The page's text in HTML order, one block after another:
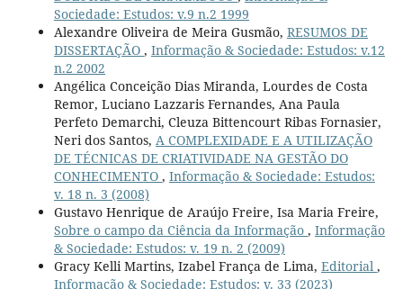
Sociedade: Estudos: v.9 n.2 1999
Alexandre Oliveira de Meira Gusmão, RESUMOS DE
DISSERTAÇÃO , Informação & Sociedade: Estudos: v.12
n.2 2002
Angélica Conceição Dias Miranda, Lourdes de Costa
Remor, Luciano Lazzaris Fernandes, Ana Paula
Perfeto Demarchi, Cleuza Bittencourt Ribas Fornasier,
Neri dos Santos, A COMPLEXIDADE E A UTILIZAÇÃO
DE TÉCNICAS DE CRIATIVIDADE NA GESTÃO DO
CONHECIMENTO , Informação & Sociedade: Estudos:
v. 18 n. 3 (2008)
Gustavo Henrique de Araújo Freire, Isa Maria Freire,
Sobre o campo da Ciência da Informação , Informação
& Sociedade: Estudos: v. 19 n. 2 (2009)
Gracy Kelli Martins, Izabel França de Lima, Editorial ,
Informação & Sociedade: Estudos: v. 33 (2023)